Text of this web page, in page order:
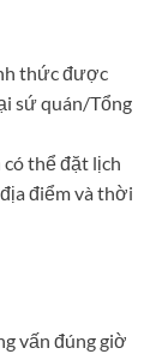
thức được
sứ quán/Tổng
thể đặt lịch
điểm và thời
vấn đúng giờ